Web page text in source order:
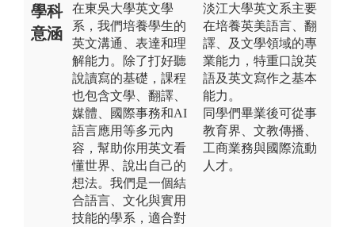
學科
意涵
在東吳大學英文學
系，我們培養學生的
英文溝通、表達和理
解能力。除了打好聽
說讀寫的基礎，課程
也包含文學、翻譯、
媒體、國際事務和AI
語言應用等多元內
容，幫助你用英文看
懂世界、說出自己的
想法。我們是一個結
合語言、文化與實用
技能的學系，適合對
淡江大學英文系主要
在培養英美語言、翻
譯、及文學領域的專
業能力，特重口說英
語及英文寫作之基本
能力。
同學們畢業後可從事
教育界、文教傳播、
工商業務與國際流動
人才。